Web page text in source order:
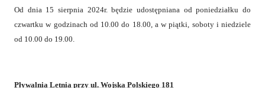
Od dnia 15 sierpnia 2024r. będzie udostępniana od poniedziałku do
czwartku w godzinach od 10.00 do 18.00, a w piątki, soboty i niedziele
od 10.00 do 19.00.
Pływalnia Letnia przy ul. Wojska Polskiego 181